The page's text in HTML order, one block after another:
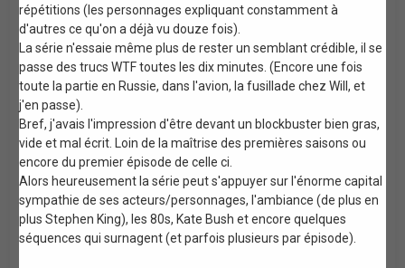
répétitions (les personnages expliquant constamment à
d'autres ce qu'on a déjà vu douze fois).
La série n'essaie même plus de rester un semblant crédible, il se
passe des trucs WTF toutes les dix minutes. (Encore une fois
toute la partie en Russie, dans l'avion, la fusillade chez Will, et
j'en passe).
Bref, j'avais l'impression d'être devant un blockbuster bien gras,
vide et mal écrit. Loin de la maîtrise des premières saisons ou
encore du premier épisode de celle ci.
Alors heureusement la série peut s'appuyer sur l'énorme capital
sympathie de ses acteurs/personnages, l'ambiance (de plus en
plus Stephen King), les 80s, Kate Bush et encore quelques
séquences qui surnagent (et parfois plusieurs par épisode).